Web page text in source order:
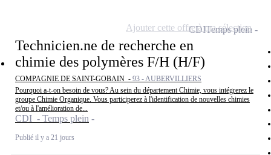
Technicien.ne de recherche en
chimie des polymères F/H (H/F)
COMPAGNIE DE SAINT-GOBAIN - 93 - AUBERVILLIERS
Pourquoi a-t-on besoin de vous? Au sein du département Chimie, vous intégrerez le
groupe Chimie Organique. Vous participerez à l'identification de nouvelles chimies
et/ou à l'amélioration de...
CDI - Temps plein
Publié il y a 21 jours
CDITemps plein
Ajouter cette offre à ma sélection